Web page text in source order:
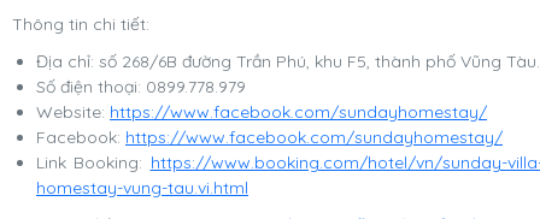
Thông tin chi tiết:
Địa chỉ: số 268/6B đường Trần Phú, khu F5, thành phố Vũng Tàu.
Số điện thoại: 0899.778.979
Website: https://www.facebook.com/sundayhomestay/
Facebook: https://www.facebook.com/sundayhomestay/
Link Booking: https://www.booking.com/hotel/vn/sunday-
homestay-vung-tau.vi.html